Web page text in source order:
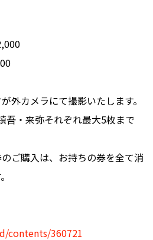
外カメラにて撮影いたします。
吾・来弥それぞれ最大5枚まで
ご購入は、お持ちの券を全て消
contents/360721